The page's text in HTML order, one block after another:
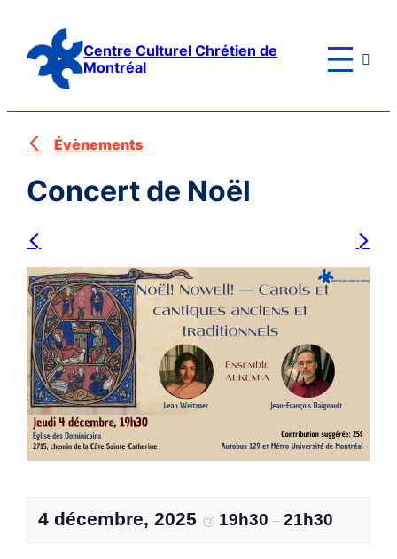
contenu
Centre Culturel Chrétien de
Montréal

Évènements
Concert de Noël
4 décembre, 2025 @ 19h30–21h30